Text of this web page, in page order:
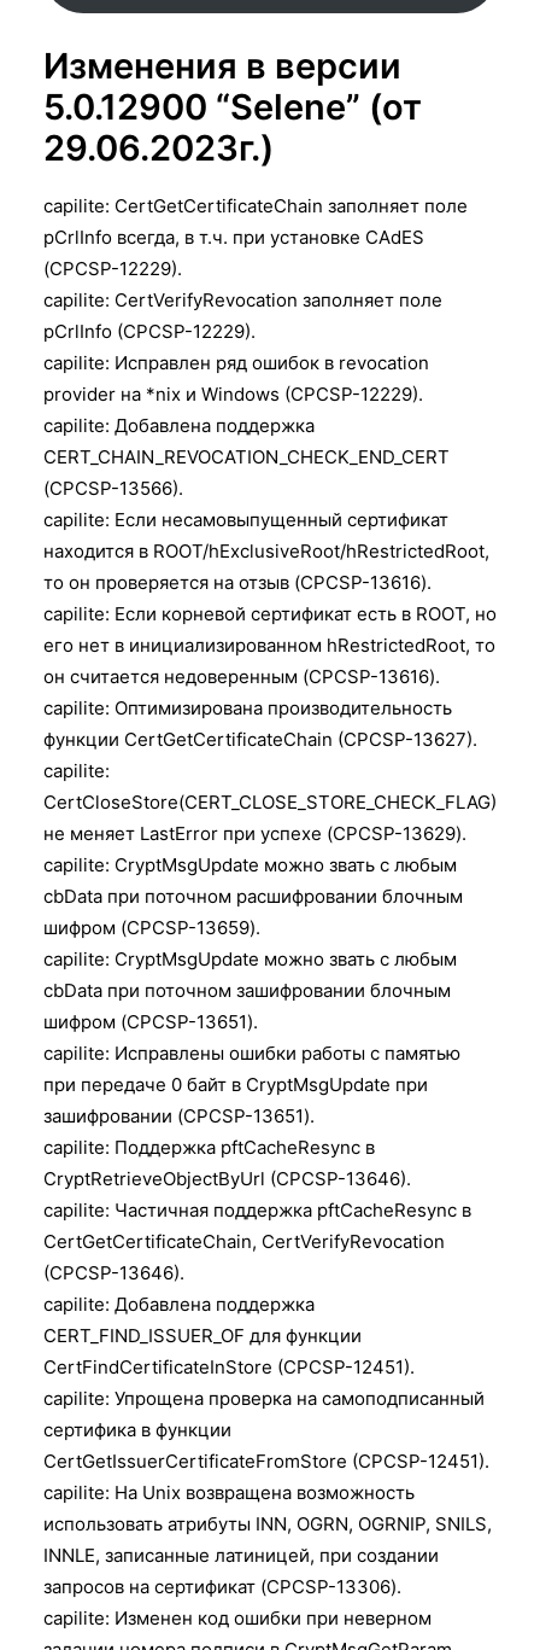
Изменения в версии
5.0.12900 “Selene” (от
29.06.2023г.)
capilite: CertGetCertificateChain заполняет поле
pCrlInfo всегда, в т.ч. при установке CAdES
(CPCSP-12229).
capilite: CertVerifyRevocation заполняет поле
pCrlInfo (CPCSP-12229).
capilite: Исправлен ряд ошибок в revocation
provider на *nix и Windows (CPCSP-12229).
capilite: Добавлена поддержка
CERT_CHAIN_REVOCATION_CHECK_END_CERT
(CPCSP-13566).
capilite: Если несамовыпущенный сертификат
находится в ROOT/hExclusiveRoot/hRestrictedRoot,
то он проверяется на отзыв (CPCSP-13616).
capilite: Если корневой сертификат есть в ROOT, но
его нет в инициализированном hRestrictedRoot, то
он считается недоверенным (CPCSP-13616).
capilite: Оптимизирована производительность
функции CertGetCertificateChain (CPCSP-13627).
capilite:
CertCloseStore(CERT_CLOSE_STORE_CHECK_FLAG)
не меняет LastError при успехе (CPCSP-13629).
capilite: CryptMsgUpdate можно звать с любым
cbData при поточном расшифровании блочным
шифром (CPCSP-13659).
capilite: CryptMsgUpdate можно звать с любым
cbData при поточном зашифровании блочным
шифром (CPCSP-13651).
capilite: Исправлены ошибки работы с памятью
при передаче 0 байт в CryptMsgUpdate при
зашифровании (CPCSP-13651).
capilite: Поддержка pftCacheResync в
CryptRetrieveObjectByUrl (CPCSP-13646).
capilite: Частичная поддержка pftCacheResync в
CertGetCertificateChain, CertVerifyRevocation
(CPCSP-13646).
capilite: Добавлена поддержка
CERT_FIND_ISSUER_OF для функции
CertFindCertificateInStore (CPCSP-12451).
capilite: Упрощена проверка на самоподписанный
сертифика в функции
CertGetIssuerCertificateFromStore (CPCSP-12451).
capilite: На Unix возвращена возможность
использовать атрибуты INN, OGRN, OGRNIP, SNILS,
INNLE, записанные латиницей, при создании
запросов на сертификат (CPCSP-13306).
capilite: Изменен код ошибки при неверном